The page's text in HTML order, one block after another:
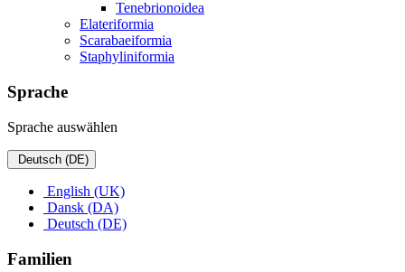
Tenebrionoidea
Elateriformia
Scarabaeiformia
Staphyliniformia
Sprache
Sprache auswählen
Deutsch (DE)
English (UK)
Dansk (DA)
Deutsch (DE)
Familien